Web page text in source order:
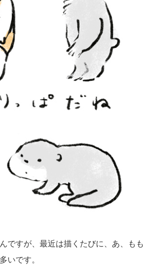
ですが、最近は描くたびに、あ、もも
いです。